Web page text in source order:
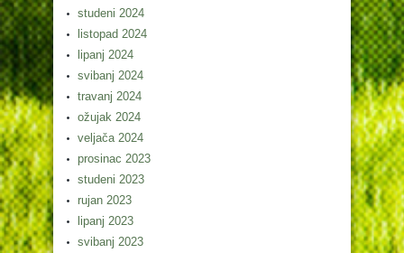
studeni 2024
listopad 2024
lipanj 2024
svibanj 2024
travanj 2024
ožujak 2024
veljača 2024
prosinac 2023
studeni 2023
rujan 2023
lipanj 2023
svibanj 2023